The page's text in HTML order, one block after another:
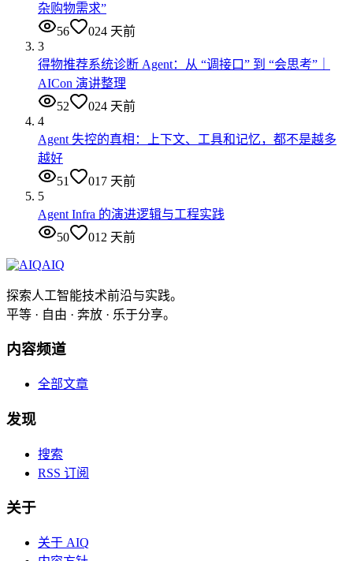
杂购物需求”
56
024 天前
3
得物推荐系统诊断 Agent：从 “调接口” 到 “会思考”｜
AICon 演讲整理
52
024 天前
4
Agent 失控的真相：上下文、工具和记忆，都不是越多
越好
51
017 天前
5
Agent Infra 的演进逻辑与工程实践
50
012 天前
AIQ
探索人工智能技术前沿与实践。
平等 · 自由 · 奔放 · 乐于分享。
内容频道
全部文章
发现
搜索
RSS 订阅
关于
关于 AIQ